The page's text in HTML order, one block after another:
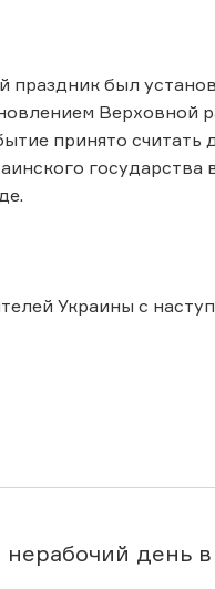
праздник был
Верховной
принято считать
государства
Украины с
нерабочий день в